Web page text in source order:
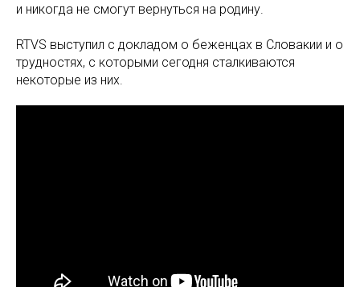
и никогда не смогут вернуться на родину.
RTVS выступил с докладом о беженцах в Словакии и о
трудностях, с которыми сегодня сталкиваются
некоторые из них.